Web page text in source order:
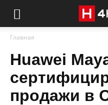
Главная
Huawei
продажи в